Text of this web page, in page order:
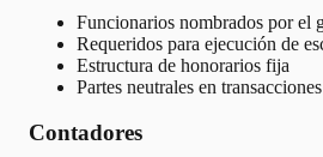
Funcionarios nombrados por el
Requeridos para ejecución de
Estructura de honorarios fija
Partes neutrales en transacciones
Contadores